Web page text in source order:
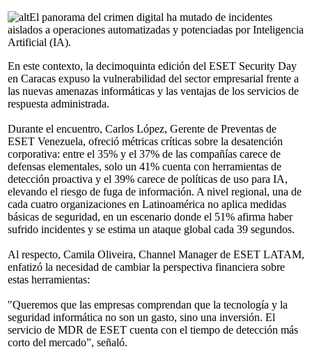
El panorama del crimen digital ha mutado de incidentes
aislados a operaciones automatizadas y potenciadas por Inteligencia
Artificial (IA).
En este contexto, la decimoquinta edición del ESET Security Day
en Caracas expuso la vulnerabilidad del sector empresarial frente a
las nuevas amenazas informáticas y las ventajas de los servicios de
respuesta administrada.
Durante el encuentro, Carlos López, Gerente de Preventas de
ESET Venezuela, ofreció métricas críticas sobre la desatención
corporativa: entre el 35% y el 37% de las compañías carece de
defensas elementales, solo un 41% cuenta con herramientas de
detección proactiva y el 39% carece de políticas de uso para IA,
elevando el riesgo de fuga de información. A nivel regional, una de
cada cuatro organizaciones en Latinoamérica no aplica medidas
básicas de seguridad, en un escenario donde el 51% afirma haber
sufrido incidentes y se estima un ataque global cada 39 segundos.
Al respecto, Camila Oliveira, Channel Manager de ESET LATAM,
enfatizó la necesidad de cambiar la perspectiva financiera sobre
estas herramientas:
"Queremos que las empresas comprendan que la tecnología y la
seguridad informática no son un gasto, sino una inversión. El
servicio de MDR de ESET cuenta con el tiempo de detección más
corto del mercado”, señaló.